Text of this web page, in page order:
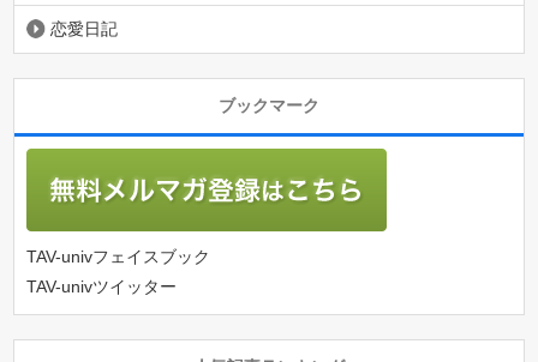
恋愛日記
ブックマーク
TAV-univフェイスブック
TAV-univツイッター